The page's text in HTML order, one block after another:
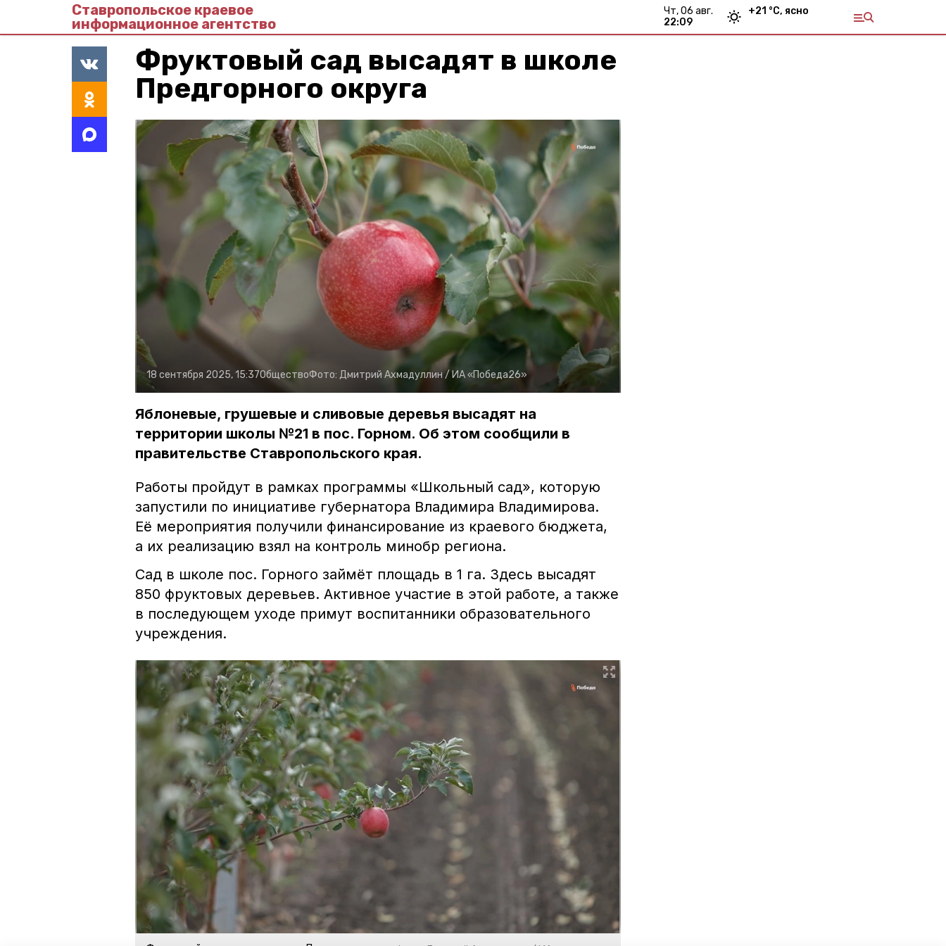
Ставропольское краевое
информационное агентство
чт, 06 авг.
22:09
+21 °С, ясно
Фруктовый сад высадят в школе
Предгорного округа
18 сентября 2025, 15:37ОбществоФото: Дмитрий Ахмадуллин / ИА «Победа26»
Яблоневые, грушевые и сливовые деревья высадят на
территории школы №21 в пос. Горном. Об этом сообщили в
правительстве Ставропольского края.
Работы пройдут в рамках программы «Школьный сад», которую
запустили по инициативе губернатора Владимира Владимирова.
Её мероприятия получили финансирование из краевого бюджета,
а их реализацию взял на контроль минобр региона.
Сад в школе пос. Горного займёт площадь в 1 га. Здесь высадят
850 фруктовых деревьев. Активное участие в этой работе, а также
в последующем уходе примут воспитанники образовательного
учреждения.